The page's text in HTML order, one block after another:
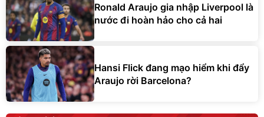
Ronald Araujo gia nhập Liverpool là
nước đi hoàn hảo cho cả hai
Hansi Flick đang mạo hiểm khi đẩy
Araujo rời Barcelona?